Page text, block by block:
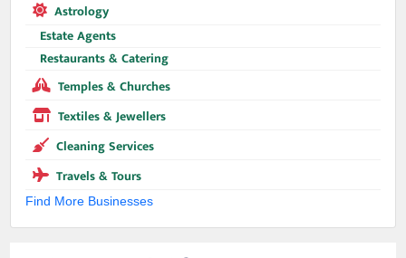
Astrology
Estate Agents
Restaurants & Catering
Temples & Churches
Textiles & Jewellers
Cleaning Services
Travels & Tours
Find More Businesses